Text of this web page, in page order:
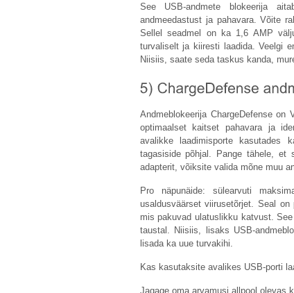
See USB-andmete blokeerija
andmeedastust ja pahavara. Võite
Sellel seadmel on ka 1,6 AMP
turvaliselt ja kiiresti laadida. Veelgi
Niisiis, saate seda taskus kanda,
Andmeblokeerija ChargeDefense
optimaalset kaitset pahavara ja
avalikke laadimisporte kasutades
tagasiside põhjal. Pange tähele, et
adapterit, võiksite valida mõne muu
Pro näpunäide: sülearvuti
usaldusväärset viirusetõrjet. Seal
mis pakuvad ulatuslikku katvust.
taustal. Niisiis, lisaks USB-
lisada ka uue turvakihi.
Kas kasutaksite avalikes USB-porti
Jagage oma arvamusi allpool olevas